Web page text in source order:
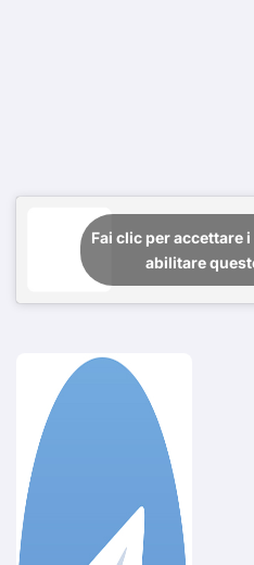
Fai clic per accettare
abilitare